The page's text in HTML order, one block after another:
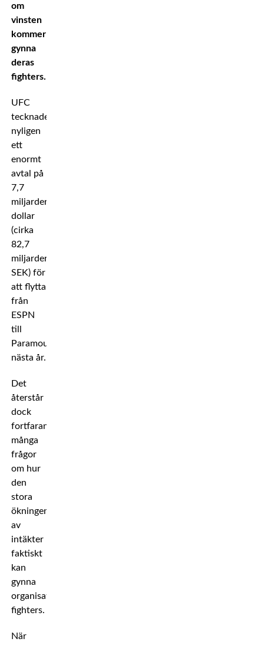
om
vinsten
kommer
gynna
deras
fighters.
UFC
tecknade
nyligen
ett
enormt
avtal på
7,7
miljarder
dollar
(cirka
82,7
miljarder
SEK) för
att flytta
från
ESPN
till
Paramount
nästa år.
Det
återstår
dock
fortfarande
många
frågor
om hur
den
stora
ökningen
av
intäkter
faktiskt
kan
gynna
organisationens
fighters.
När